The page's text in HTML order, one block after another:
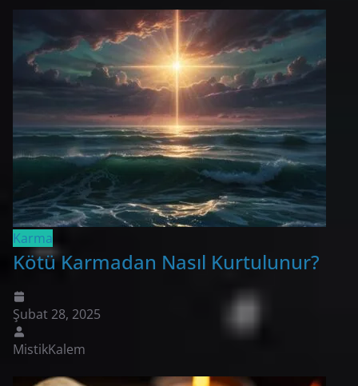
Karma
Kötü Karmadan Nasıl Kurtulunur?
Şubat 28, 2025
MistikKalem